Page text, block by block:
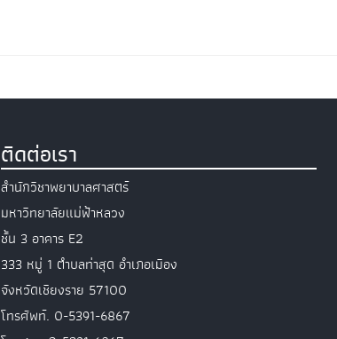
ติดต่อเรา
สำนักวิชาพยาบาลศาสตร์
มหาวิทยาลัยแม่ฟ้าหลวง
ชั้น 3 อาคาร E2
333 หมู่ 1 ตำบลท่าสุด อำเภอเมือง
จังหวัดเชียงราย 57100
โทรศัพท์. 0-5391-6867